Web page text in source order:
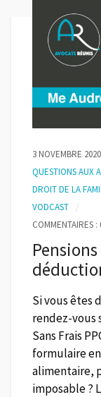
3 NOVEMBRE 2020
QUESTIONS AUX
DROIT DE LA
VODCAST
COMMENTAIRES :
Si vous êtes
rendez-vous
Sans Frais
formulaire
alimentaire,
imposable ?